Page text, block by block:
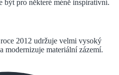
být pro některé méně inspirativní.
2012 udržuje velmi vysoký
modernizuje materiální zázemí.